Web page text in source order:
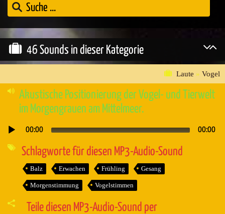
46 Sounds in dieser Kategorie
Laute » Vogel
Akustische Positionierung der Vogel- und Tierwelt
im Morgengrauen am Mittelmeer.
Audio-
00:00 00:00
Schlagworte für diesen MP3-Audio-Sound
Balz Erwachen Frühling Gesang
Morgenstimmung Vogelstimmen
Teile diesen MP3-Audio-Sound per